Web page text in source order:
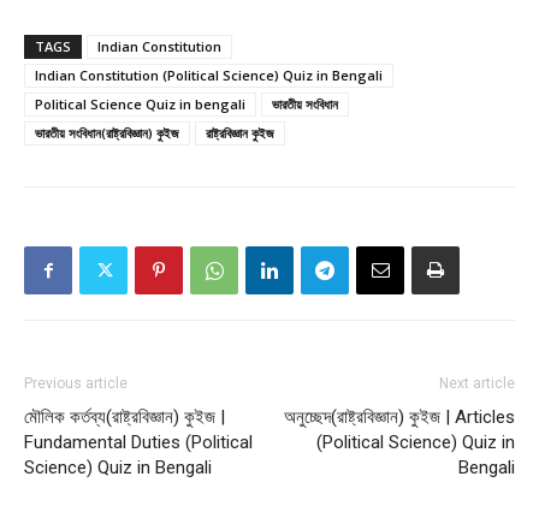
TAGS
Indian Constitution
Indian Constitution (Political Science) Quiz in Bengali
Political Science Quiz in bengali
ভারতীয় সংবিধান
ভারতীয় সংবিধান(রাষ্ট্রবিজ্ঞান) কুইজ
রাষ্ট্রবিজ্ঞান কুইজ
Previous article
মৌলিক কর্তব্য(রাষ্ট্রবিজ্ঞান) কুইজ |
Fundamental Duties (Political
Science) Quiz in Bengali
Next article
অনুচ্ছেদ(রাষ্ট্রবিজ্ঞান) কুইজ | Articles
(Political Science) Quiz in
Bengali